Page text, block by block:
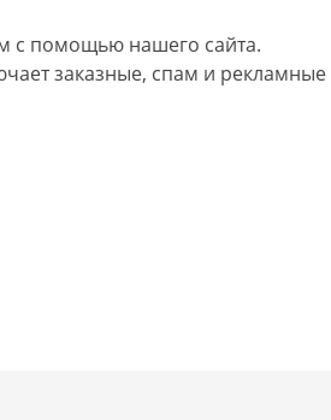
с помощью нашего сайта.
заказные, спам и